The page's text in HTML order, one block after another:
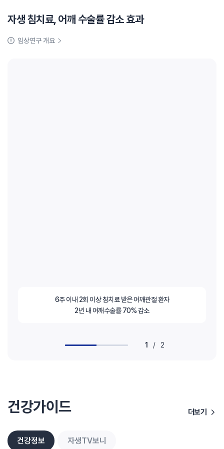
자생 침치료, 어깨 수술률 감소 효과
임상연구 개요
6주 이내 2회 이상 침치료 받은 어깨관절 환자
2년 내 어깨수술률 70% 감소
1 / 2
건강가이드 더보기
건강정보 자생TV보니